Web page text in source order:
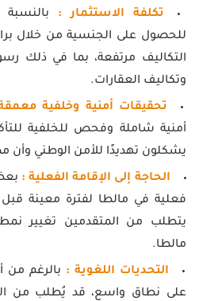
تكلفة الاستثمار : بالنسبة
للحصول على الجنسية من خلال
التكاليف مرتفعة، بما في ذلك
وتكاليف العقارات.
تحقيقات أمنية وخلفية
أمنية شاملة وفحص للخلفية
يشكلون تهديدًا للأمن الوطني وأن
الحاجة إلى الإقامة الفعلية :
فعلية في مالطا لفترة معينة قبل
يتطلب من المتقدمين تغيير نمط
مالطا.
التحديات اللغوية : بالرغم من
على نطاق واسع، قد يُطلب من